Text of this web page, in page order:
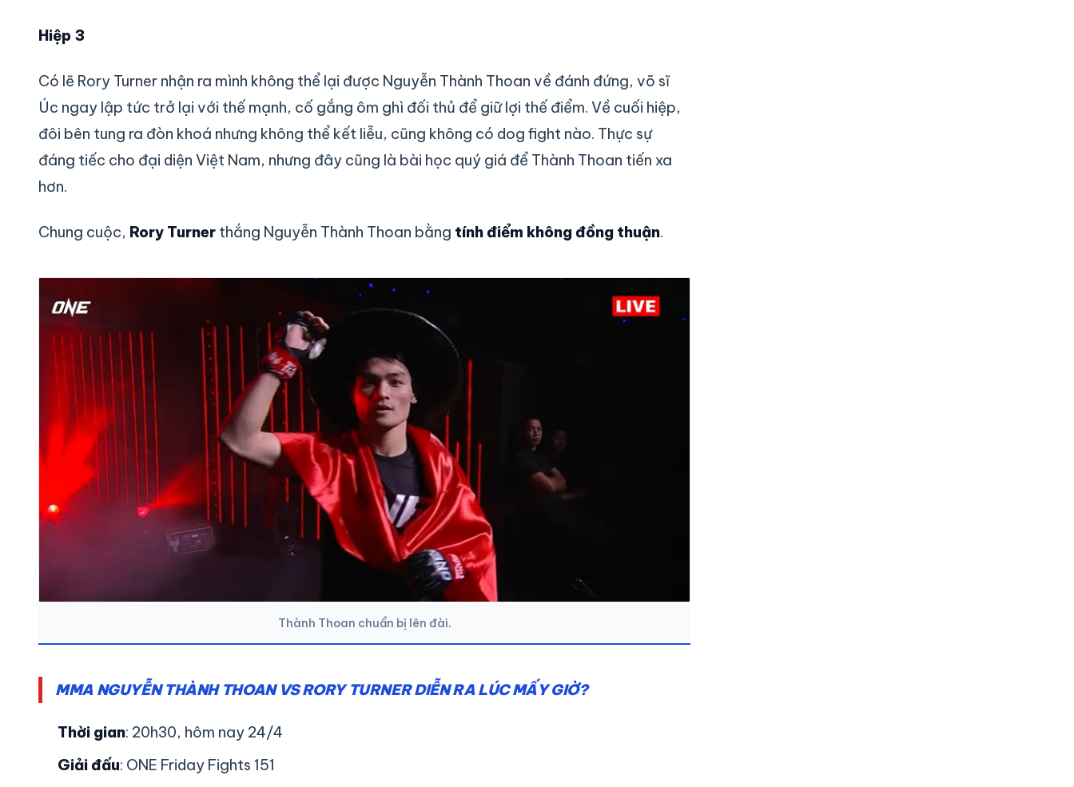
Hiệp 3
Có lẽ Rory Turner nhận ra mình không thể lại được Nguyễn Thành Thoan về đánh đứng, võ sĩ
Úc ngay lập tức trở lại với thế mạnh, cố gắng ôm ghì đối thủ để giữ lợi thế điểm. Về cuối hiệp,
đôi bên tung ra đòn khoá nhưng không thể kết liễu, cũng không có dog fight nào. Thực sự
đáng tiếc cho đại diện Việt Nam, nhưng đây cũng là bài học quý giá để Thành Thoan tiến xa
hơn.
Chung cuộc, Rory Turner thắng Nguyễn Thành Thoan bằng tính điểm không đồng thuận.
Thành Thoan chuẩn bị lên đài.
MMA NGUYỄN THÀNH THOAN VS RORY TURNER DIỄN RA LÚC MẤY GIỜ?
Thời gian: 20h30, hôm nay 24/4
Giải đấu: ONE Friday Fights 151